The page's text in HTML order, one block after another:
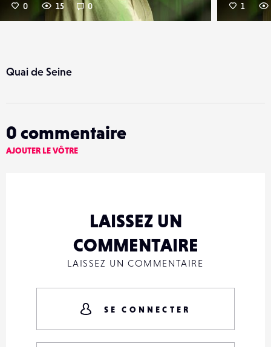
0 15 0 1
Quai de Seine
0 commentaire
AJOUTER LE VÔTRE
LAISSEZ UN
COMMENTAIRE
LAISSEZ UN COMMENTAIRE
SE CONNECTER